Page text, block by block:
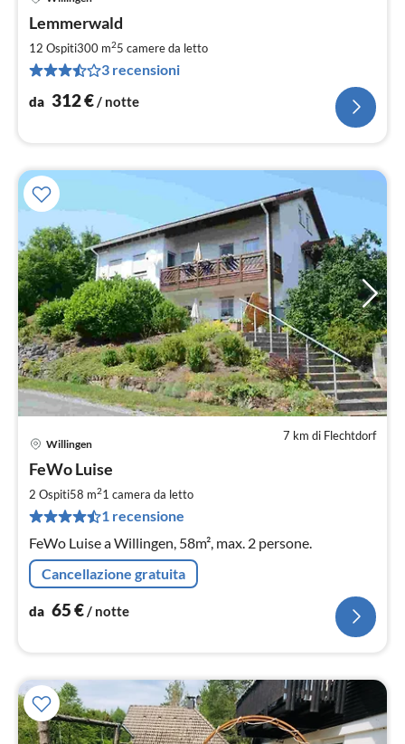
Lemmerwald
12 Ospiti300 m25 camere da letto
3 recensioni
da 312€/ notte
7 km di Flechtdorf
Willingen
FeWo Luise
2 Ospiti58 m21 camera da letto
1 recensione
FeWo Luise a Willingen, 58m², max. 2 persone.
Cancellazione gratuita
da 65€/ notte